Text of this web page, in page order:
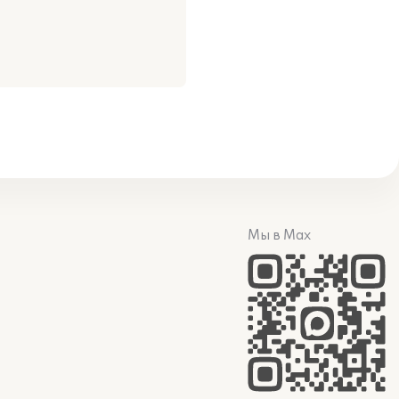
Мы в Max